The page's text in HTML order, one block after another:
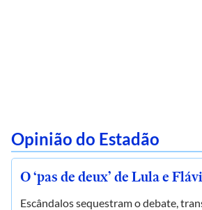
Opinião do Estadão
O ‘pas de deux’ de Lula e
Escândalos sequestram o debate,